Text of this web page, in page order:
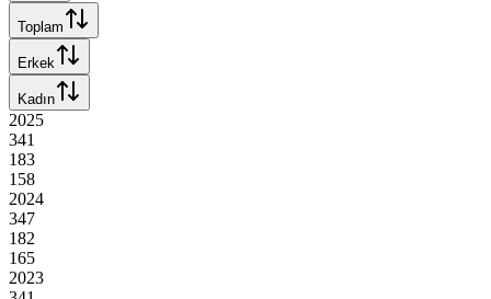
Toplam
Erkek
Kadın
2025
341
183
158
2024
347
182
165
2023